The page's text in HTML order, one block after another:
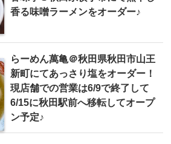
香る味噌ラーメンをオーダー♪
らーめん萬亀＠秋田県秋田市山王
新町にてあっさり塩をオーダー！
現店舗での営業は6/9で終了して
6/15に秋田駅前へ移転してオープ
ン予定♪